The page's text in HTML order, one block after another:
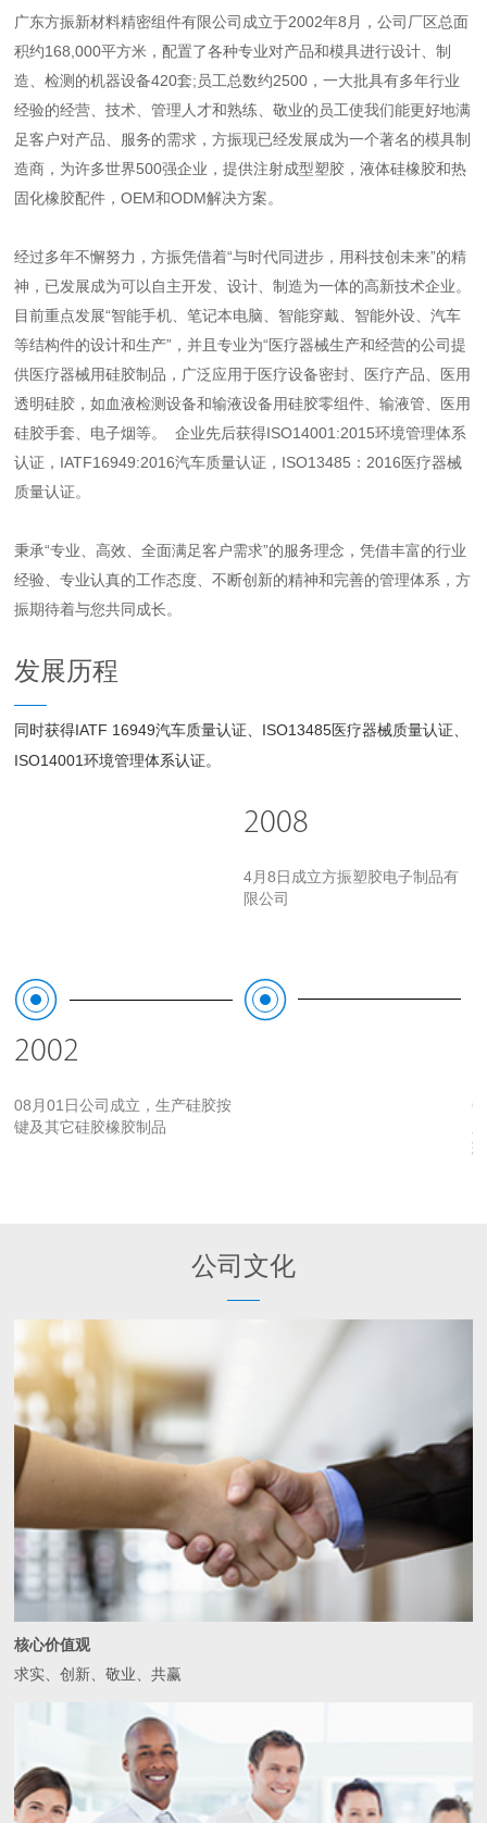
广东方振新材料精密组件有限公司成立于2002年8月，公司厂区总面
积约168,000平方米，配置了各种专业对产品和模具进行设计、制
造、检测的机器设备420套;员工总数约2500，一大批具有多年行业
经验的经营、技术、管理人才和熟练、敬业的员工使我们能更好地满
足客户对产品、服务的需求，方振现已经发展成为一个著名的模具制
造商，为许多世界500强企业，提供注射成型塑胶，液体硅橡胶和热
固化橡胶配件，OEM和ODM解决方案。
经过多年不懈努力，方振凭借着“与时代同进步，用科技创未来”的精
神，已发展成为可以自主开发、设计、制造为一体的高新技术企业。
目前重点发展“智能手机、笔记本电脑、智能穿戴、智能外设、汽车
等结构件的设计和生产”，并且专业为“医疗器械生产和经营的公司提
供医疗器械用硅胶制品，广泛应用于医疗设备密封、医疗产品、医用
透明硅胶，如血液检测设备和输液设备用硅胶零组件、输液管、医用
硅胶手套、电子烟等。 企业先后获得ISO14001:2015环境管理体系
认证，IATF16949:2016汽车质量认证，ISO13485：2016医疗器械
质量认证。
秉承“专业、高效、全面满足客户需求”的服务理念，凭借丰富的行业
经验、专业认真的工作态度、不断创新的精神和完善的管理体系，方
振期待着与您共同成长。
发展历程
同时获得IATF 16949汽车质量认证、ISO13485医疗器械质量认证、
ISO14001环境管理体系认证。
2002
08月01日公司成立，生产硅胶按
键及其它硅胶橡胶制品
2008
4月8日成立方振塑胶电子制品有
限公司
6
公司文化
核心价值观
求实、创新、敬业、共赢